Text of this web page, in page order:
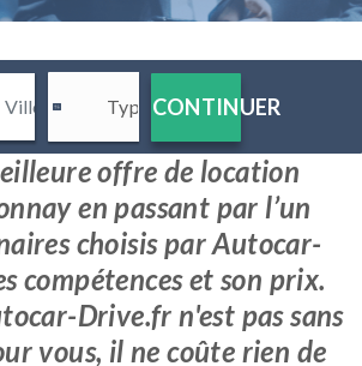
CONTINUER
offre de location
en passant par l’un
choisis par Autocar-
compétences et son prix.
Drive.fr n'est pas sans
vous, il ne coûte rien de